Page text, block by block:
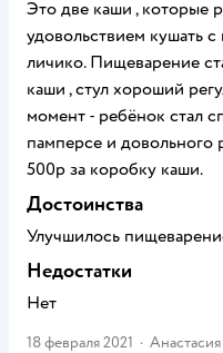
Это две каши , которые
удовольствием кушать
личико. Пищеварение
каши , стул хороший
момент - ребёнок стал
памперсе и довольного
500р за коробку каши.
Достоинства
Улучшилось
Недостатки
Нет
18 февраля 2021 · Анастасия